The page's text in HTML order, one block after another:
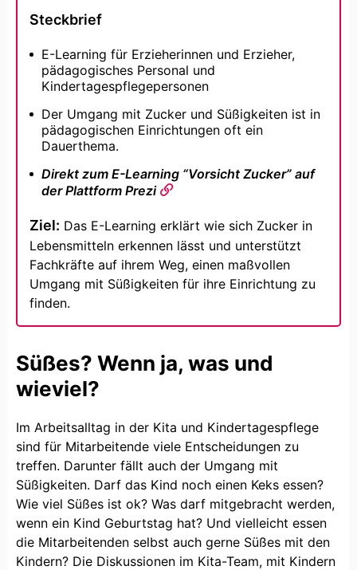
Steckbrief
E-Learning für Erzieherinnen und Erzieher,
pädagogisches Personal und
Kindertagespflegepersonen
Der Umgang mit Zucker und Süßigkeiten ist in
pädagogischen Einrichtungen oft ein
Dauerthema.
Direkt zum E-Learning “Vorsicht Zucker” auf
der Plattform Prezi
Ziel: Das E-Learning erklärt wie sich Zucker in
Lebensmitteln erkennen lässt und unterstützt
Fachkräfte auf ihrem Weg, einen maßvollen
Umgang mit Süßigkeiten für ihre Einrichtung zu
finden.
Süßes? Wenn ja, was und
wieviel?
Im Arbeitsalltag in der Kita und Kindertagespflege
sind für Mitarbeitende viele Entscheidungen zu
treffen. Darunter fällt auch der Umgang mit
Süßigkeiten. Darf das Kind noch einen Keks essen?
Wie viel Süßes ist ok? Was darf mitgebracht werden,
wenn ein Kind Geburtstag hat? Und vielleicht essen
die Mitarbeitenden selbst auch gerne Süßes mit den
Kindern? Die Diskussionen im Kita-Team, mit Kindern